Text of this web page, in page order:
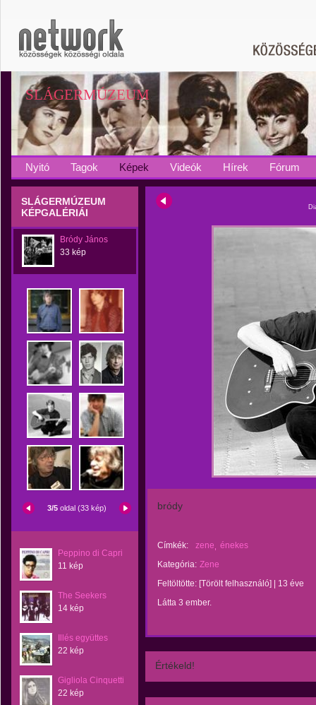
SLÁGERMÚZEUM
Nyitó Tagok Képek Videók Hírek Fórum
SLÁGERMÚZEUM
KÉPGALÉRIÁI
Bródy János
33 kép
3/5 oldal (33 kép)
Peppino di Capri
11 kép
The Seekers
14 kép
Illés együttes
22 kép
Gigliola Cinquetti
22 kép
bródy
Címkék: zene
énekes
Kategória: Zene
Feltöltötte: [Törölt felhasználó]
13 éve
Látta 3 ember.
Értékeld!